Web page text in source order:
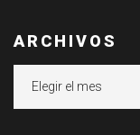
ARCHIVOS